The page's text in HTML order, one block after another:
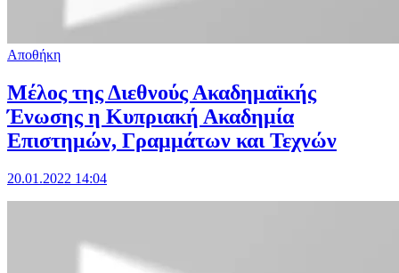
Αποθήκη
Μέλος της Διεθνούς Ακαδημαϊκής
Ένωσης η Κυπριακή Ακαδημία
Επιστημών, Γραμμάτων και Τεχνών
20.01.2022 14:04